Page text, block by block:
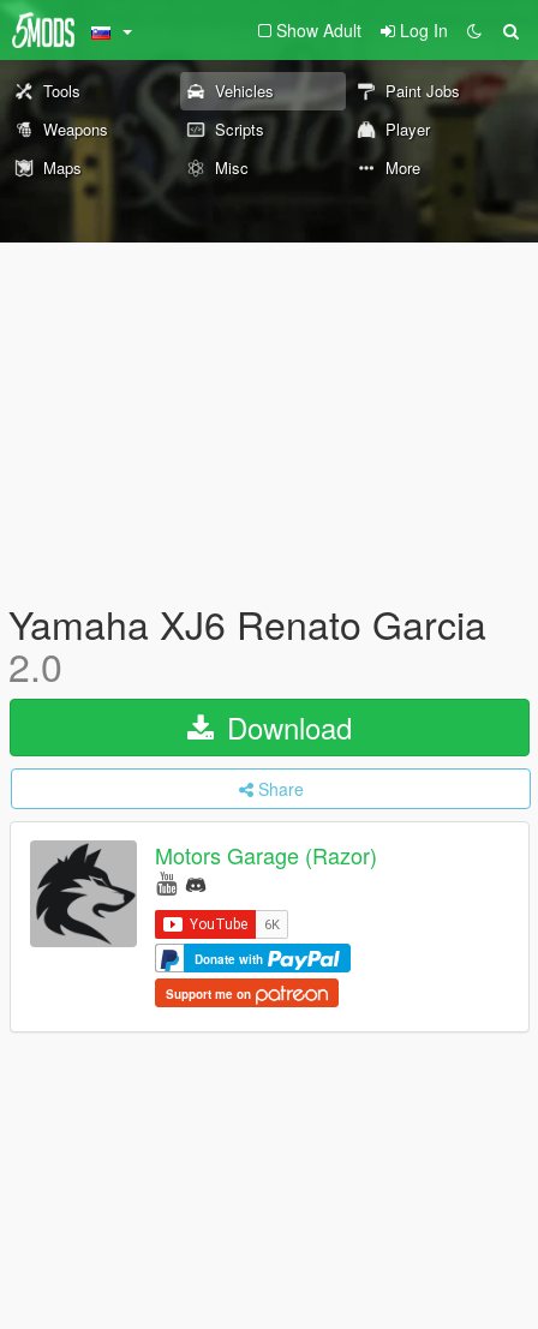
Show Adult Log In
Tools Vehicles
Paint Jobs
Weapons
Scripts
Player
Maps
Misc More
Yamaha XJ6 Renato Garcia
2.0
Download
Share
Motors Garage (Razor)
Donate with
Support me on